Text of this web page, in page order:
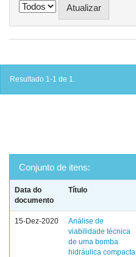
Resultado 1-1 de 1.
Conjunto de itens:
Data do
documento
Título
15-Dez-2020
Análise de
viabilidade técnica
de uma bomba
hidráulica compacta